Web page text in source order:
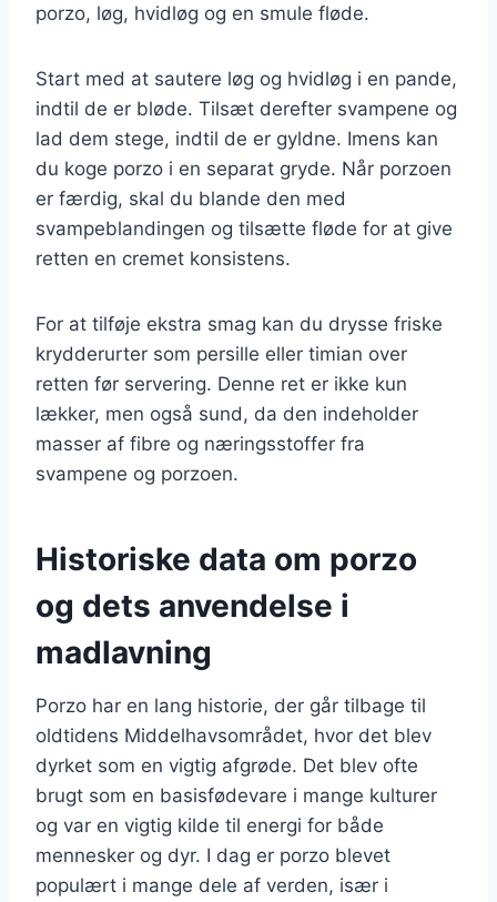
porzo, løg, hvidløg og en smule fløde.
Start med at sautere løg og hvidløg i en pande,
indtil de er bløde. Tilsæt derefter svampene og
lad dem stege, indtil de er gyldne. Imens kan
du koge porzo i en separat gryde. Når porzoen
er færdig, skal du blande den med
svampeblandingen og tilsætte fløde for at give
retten en cremet konsistens.
For at tilføje ekstra smag kan du drysse friske
krydderurter som persille eller timian over
retten før servering. Denne ret er ikke kun
lækker, men også sund, da den indeholder
masser af fibre og næringsstoffer fra
svampene og porzoen.
Historiske data om porzo
og dets anvendelse i
madlavning
Porzo har en lang historie, der går tilbage til
oldtidens Middelhavsområdet, hvor det blev
dyrket som en vigtig afgrøde. Det blev ofte
brugt som en basisfødevare i mange kulturer
og var en vigtig kilde til energi for både
mennesker og dyr. I dag er porzo blevet
populært i mange dele af verden, især i